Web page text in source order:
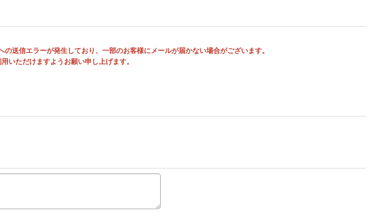
送信エラーが発生しており、一部のお客様にメールが届かない場合がございます。
いただけますようお願い申し上げます。